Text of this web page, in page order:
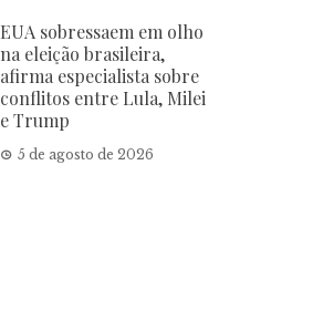
EUA sobressaem em olho
na eleição brasileira,
afirma especialista sobre
conflitos entre Lula, Milei
e Trump
5 de agosto de 2026